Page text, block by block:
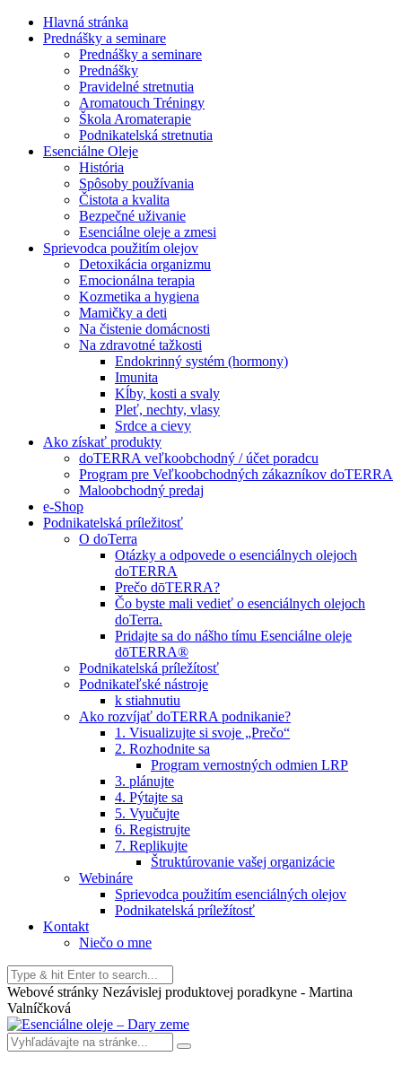
Hlavná stránka
Prednášky a seminare
Prednášky a seminare
Prednášky
Pravidelné stretnutia
Aromatouch Tréningy
Škola Aromaterapie
Podnikatelská stretnutia
Esenciálne Oleje
História
Spôsoby používania
Čistota a kvalita
Bezpečné uživanie
Esenciálne oleje a zmesi
Sprievodca použitím olejov
Detoxikácia organizmu
Emocionálna terapia
Kozmetika a hygiena
Mamičky a deti
Na čistenie domácnosti
Na zdravotné tažkosti
Endokrinný systém (hormony)
Imunita
Kĺby, kosti a svaly
Pleť, nechty, vlasy
Srdce a cievy
Ako získať produkty
doTERRA veľkoobchodný / účet poradcu
Program pre Veľkoobchodných zákazníkov doTERRA
Maloobchodný predaj
e-Shop
Podnikatelská príležitosť
O doTerra
Otázky a odpovede o esenciálnych olejoch
doTERRA
Prečo dōTERRA?
Čo byste mali vedieť o esenciálnych olejoch
doTerra.
Pridajte sa do nášho tímu Esenciálne oleje
dōTERRA®
Podnikatelská príležítosť
Podnikateľské nástroje
k stiahnutiu
Ako rozvíjať doTERRA podnikanie?
1. Visualizujte si svoje „Prečo“
2. Rozhodnite sa
Program vernostných odmien LRP
3. plánujte
4. Pýtajte sa
5. Vyučujte
6. Registrujte
7. Replikujte
Štruktúrovanie vašej organizácie
Webináre
Sprievodca použitím esenciálných olejov
Podnikatelská príležítosť
Kontakt
Niečo o mne
Webové stránky Nezávislej produktovej poradkyne - Martina
Valníčková